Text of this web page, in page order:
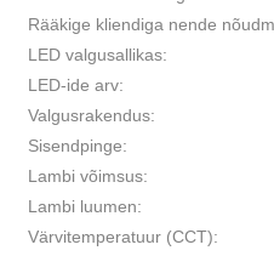
Rääkige kliendiga nende
LED valgusallikas:
LED-ide arv:
Valgusrakendus:
Sisendpinge:
Lambi võimsus:
Lambi luumen:
Värvitemperatuur (CCT):